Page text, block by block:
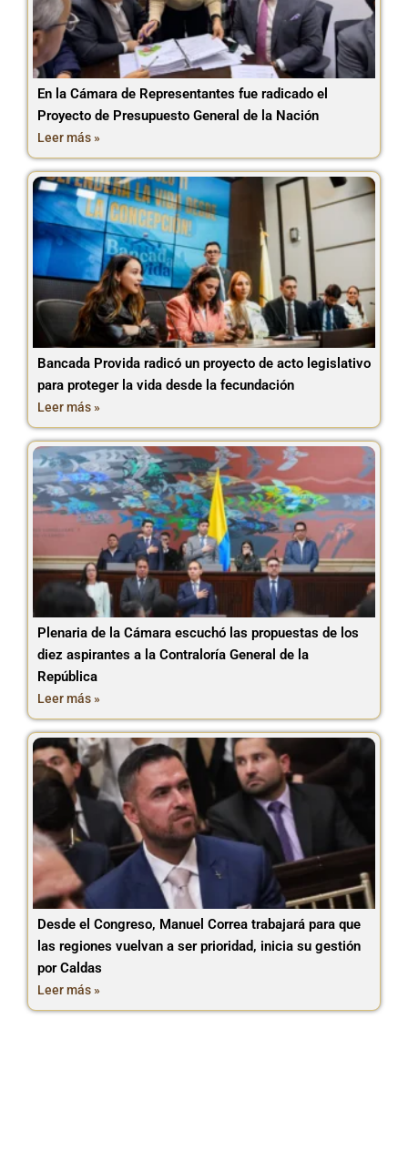
En la Cámara de Representantes fue radicado el
Proyecto de Presupuesto General de la Nación
Leer más »
Bancada Provida radicó un proyecto de acto legislativo
para proteger la vida desde la fecundación
Leer más »
Plenaria de la Cámara escuchó las propuestas de los
diez aspirantes a la Contraloría General de la
República
Leer más »
Desde el Congreso, Manuel Correa trabajará para que
las regiones vuelvan a ser prioridad, inicia su gestión
por Caldas
Leer más »